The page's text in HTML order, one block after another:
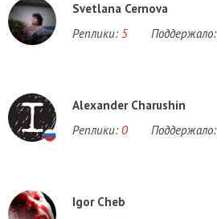
Svetlana Cernova
Реплики: 5 Поддержало:
Alexander Charushin
Реплики: 0 Поддержало:
Igor Cheb